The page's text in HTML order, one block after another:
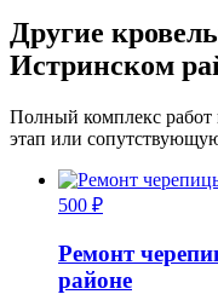
Другие
Истринском
Полный комплекс
этап или
500 ₽
Ремонт
районе